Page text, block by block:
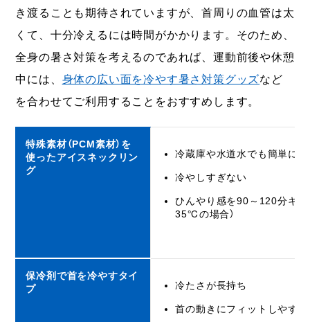
き渡ることも期待されていますが、首周りの血管は太
くて、十分冷えるには時間がかかります。そのため、
全身の暑さ対策を考えるのであれば、運動前後や休憩
中には、 身体の広い面を冷やす暑さ対策グッズなど
を合わせてご利用することをおすすめします。
特殊素材（PCM素材）を
使ったアイスネックリン
グ
冷蔵庫や水道水でも簡単に
冷やしすぎない
ひんやり感を90～120分キー
35℃の場合）
保冷剤で首を冷やすタイ
プ
冷たさが長持ち
首の動きにフィットしやすい